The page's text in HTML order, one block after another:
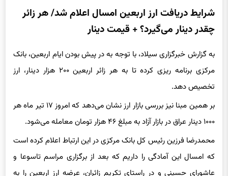
شرایط دریافت ارز اربعین امسال اعلام شد/ هر زائر
چقدر دینار می‌گیرد؟ + قیمت دینار
به گزارش خبرگزاری سیلاد، با توجه به در پیش بودن ایام اربعین، بانک
مرکزی برنامه ریزی کرده تا به هر زائر اربعین ۲۰۰ هزار دینار، ارز
تخصیص دهد.
بر همین مبنا نیز بررسی بازار ارز نشان می‌دهد که امروز ۱۷ تیر ماه هر
۱۰۰۰ دینار عراق در بازار آزاد به مبلغ ۴۶ هزار تومان معامله می‌شود.
محمدرضا فرزین رئیس کل بانک مرکزی در این ارتباط اعلام کرده است
که امسال این آمادگی را داریم که بعد از برگزاری مراسم تاسوعا و
عاشورای حسینی و در راستای تکریم زائران، عرضه ارز اربعین را به